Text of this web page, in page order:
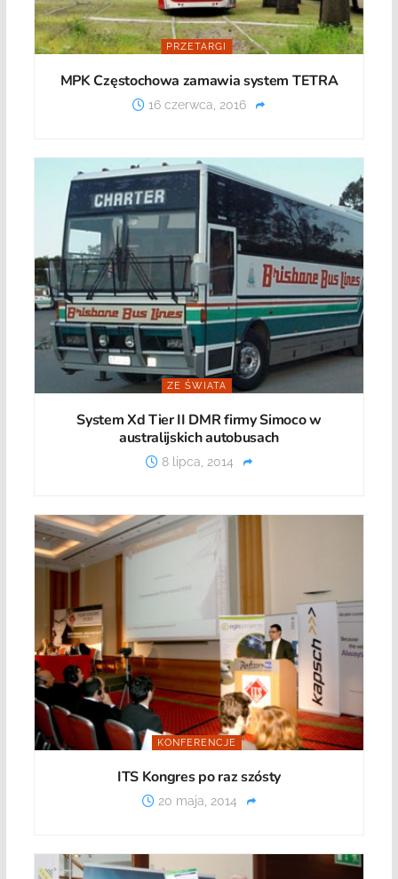
PRZETARGI
MPK Częstochowa zamawia system TETRA
16 czerwca, 2016
ZE ŚWIATA
System Xd Tier II DMR firmy Simoco w
australijskich autobusach
8 lipca, 2014
KONFERENCJE
ITS Kongres po raz szósty
20 maja, 2014